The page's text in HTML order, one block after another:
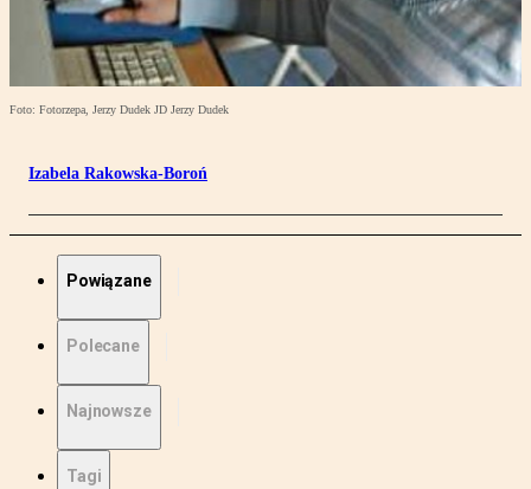
Foto: Fotorzepa, Jerzy Dudek JD Jerzy Dudek
Izabela Rakowska-Boroń
Powiązane
Polecane
Najnowsze
Tagi